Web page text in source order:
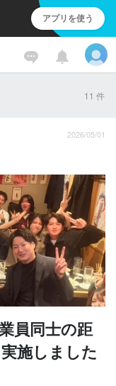
アプリを使う
11 件
2026/05/01
員同士の距
施しました